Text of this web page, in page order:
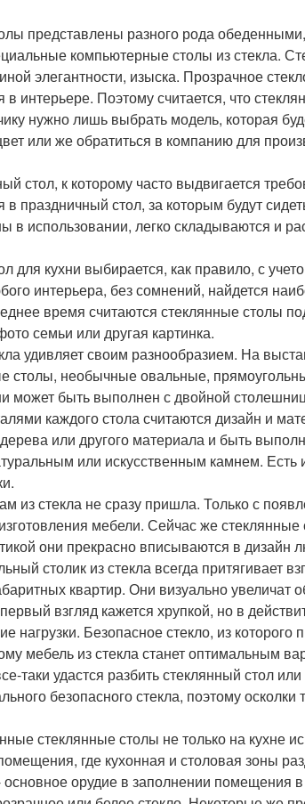
представлены разного рода
компьютерные столы из стекла.
элегантности, изыска. Прозрачное
в интерьере. Поэтому считается, что
нужно лишь выбрать модель, которая
или же обратиться в компанию для
стол, к которому часто выдвигается
праздничный стол, за которым будут
в использовании, легко складываются и
для кухни выбирается, как правило, с
интерьера, без сомнений, найдется
время считаются стеклянные столы
семьи или другая картинка.
удивляет своим разнообразием. На
столы, необычные овальные,
может быть выполнен с двойной
каждого стола считаются дизайн и
или другого материала и быть
или искусственным камнем.
из стекла не сразу пришла. Только с
мебели. Сейчас же
они прекрасно вписываются в
столик из стекла всегда притягивает
квартир. Они визуально увеличат
взгляд кажется хрупкой, но в
нагрузки. Безопасное стекло, из которого
мебель из стекла станет оптимальным
таки удастся разбить стеклянный стол
безопасного стекла, поэтому
стеклянные столы не только на кухне
где кухонная и столовая зоны
орудие в заполнении помещения